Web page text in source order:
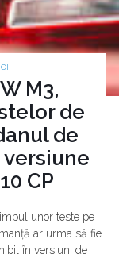
M3,
de
de
CP
unor teste pe
ar urma să fie
în versiuni de